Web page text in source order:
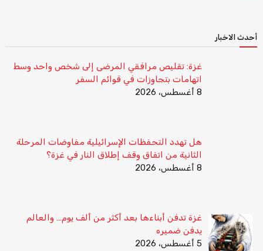
أحدث الاخبار
غزة: تقليص مرافقي المرضى إلى شخص واحد وسط
اتهامات بتجاوزات في قوائم السفر
8 أغسطس، 2026
هل تهدد التحفظات الإسرائيلية مفاوضات المرحلة
الثانية من اتفاق وقف إطلاق النار في غزة؟
8 أغسطس، 2026
غزة تدفن أبناءها بعد أكثر من ألف يوم… والعالم
يدفن ضميره
5 أغسطس، 2026